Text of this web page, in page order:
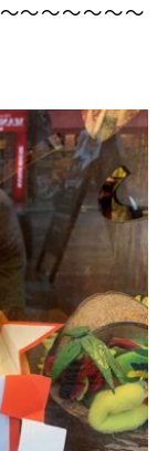
～～～～～～